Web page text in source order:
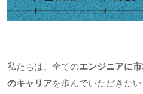
私たちは、全てのエンジニアに
のキャリアを歩んでいただきた